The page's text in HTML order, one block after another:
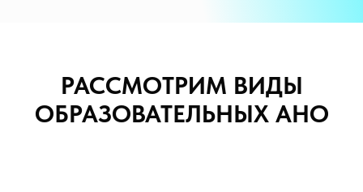
РАССМОТРИМ ВИДЫ
ОБРАЗОВАТЕЛЬНЫХ АНО